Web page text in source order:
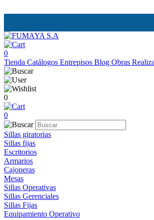
0
Tienda Catálogos Entrepisos Blog Obras
0
0
Sillas giratorias
Sillas fijas
Escritorios
Armarios
Cajoneras
Mesas
Sillas Operativas
Sillas Gerenciales
Sillas Fijas
Equipamiento Operativo